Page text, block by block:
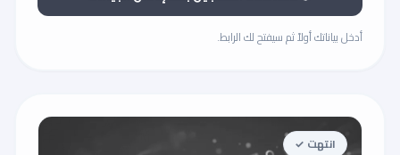
أدخل بياناتك أولاً ثم سيفتح لك الرابط.
انتهت ✓